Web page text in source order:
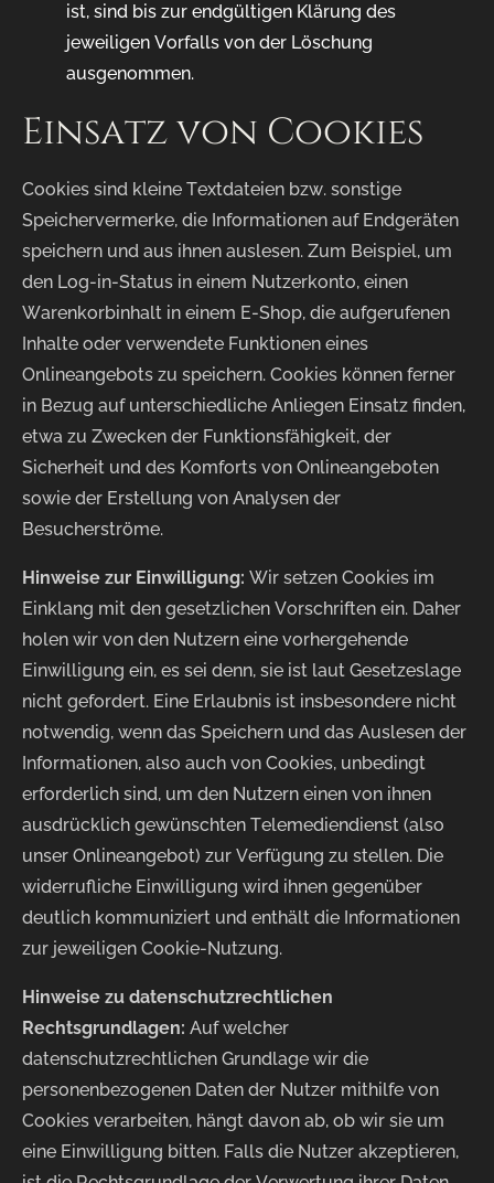
ist, sind bis zur endgültigen Klärung des
jeweiligen Vorfalls von der Löschung
ausgenommen.
Einsatz von Cookies
Cookies sind kleine Textdateien bzw. sonstige
Speichervermerke, die Informationen auf Endgeräten
speichern und aus ihnen auslesen. Zum Beispiel, um
den Log-in-Status in einem Nutzerkonto, einen
Warenkorbinhalt in einem E-Shop, die aufgerufenen
Inhalte oder verwendete Funktionen eines
Onlineangebots zu speichern. Cookies können ferner
in Bezug auf unterschiedliche Anliegen Einsatz finden,
etwa zu Zwecken der Funktionsfähigkeit, der
Sicherheit und des Komforts von Onlineangeboten
sowie der Erstellung von Analysen der
Besucherströme.
Hinweise zur Einwilligung: Wir setzen Cookies im
Einklang mit den gesetzlichen Vorschriften ein. Daher
holen wir von den Nutzern eine vorhergehende
Einwilligung ein, es sei denn, sie ist laut Gesetzeslage
nicht gefordert. Eine Erlaubnis ist insbesondere nicht
notwendig, wenn das Speichern und das Auslesen der
Informationen, also auch von Cookies, unbedingt
erforderlich sind, um den Nutzern einen von ihnen
ausdrücklich gewünschten Telemediendienst (also
unser Onlineangebot) zur Verfügung zu stellen. Die
widerrufliche Einwilligung wird ihnen gegenüber
deutlich kommuniziert und enthält die Informationen
zur jeweiligen Cookie-Nutzung.
Hinweise zu datenschutzrechtlichen
Rechtsgrundlagen: Auf welcher
datenschutzrechtlichen Grundlage wir die
personenbezogenen Daten der Nutzer mithilfe von
Cookies verarbeiten, hängt davon ab, ob wir sie um
eine Einwilligung bitten. Falls die Nutzer akzeptieren,